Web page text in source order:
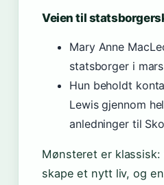
Veien til
Mary Anne
statsborger i
Hun beholdt
Lewis gjennom
anledninger til
Mønsteret er
skape et nytt liv, og